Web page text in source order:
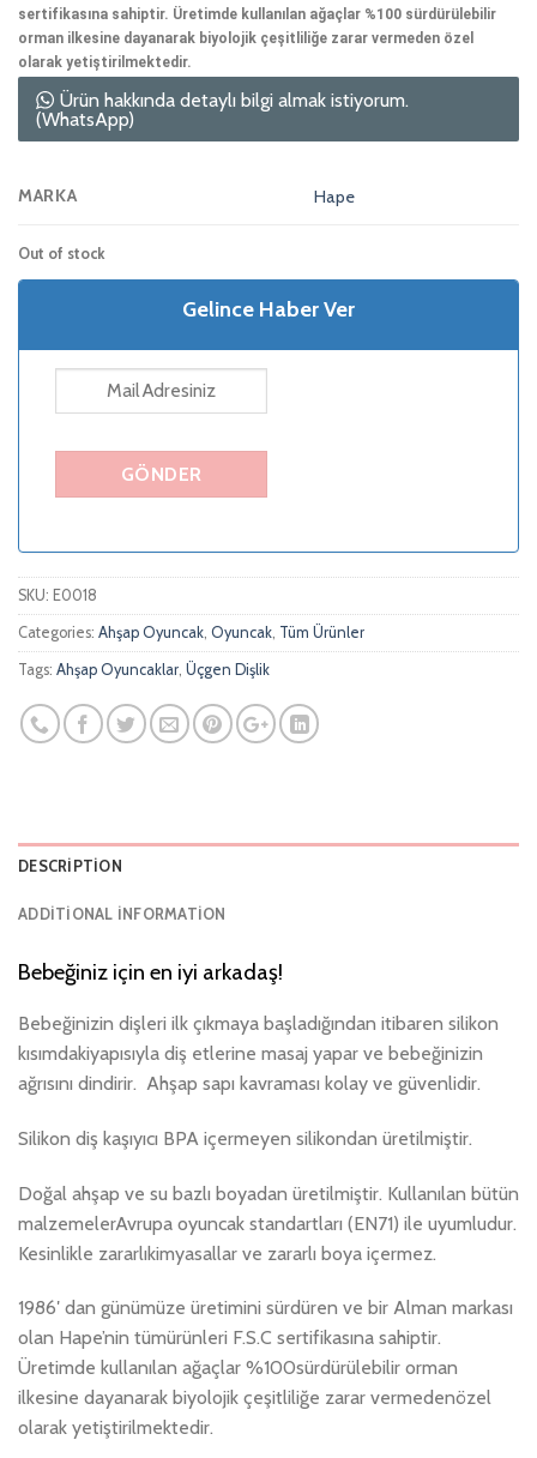
sertifikasına sahiptir. Üretimde kullanılan ağaçlar %100 sürdürülebilir
orman ilkesine dayanarak biyolojik çeşitliliğe zarar vermeden özel
olarak yetiştirilmektedir.
Ürün hakkında detaylı bilgi almak istiyorum.
(WhatsApp)
MARKA Hape
Out of stock
Gelince Haber Ver
SKU: E0018
Categories: Ahşap Oyuncak, Oyuncak, Tüm Ürünler
Tags: Ahşap Oyuncaklar, Üçgen Dişlik
DESCRIPTION
ADDITIONAL INFORMATION
Bebeğiniz için en iyi arkadaş!
Bebeğinizin dişleri ilk çıkmaya başladığından itibaren silikon
kısımdakiyapısıyla diş etlerine masaj yapar ve bebeğinizin
ağrısını dindirir. Ahşap sapı kavraması kolay ve güvenlidir.
Silikon diş kaşıyıcı BPA içermeyen silikondan üretilmiştir.
Doğal ahşap ve su bazlı boyadan üretilmiştir. Kullanılan bütün
malzemelerAvrupa oyuncak standartları (EN71) ile uyumludur.
Kesinlikle zararlıkimyasallar ve zararlı boya içermez.
1986′ dan günümüze üretimini sürdüren ve bir Alman markası
olan Hape’nin tümürünleri F.S.C sertifikasına sahiptir.
Üretimde kullanılan ağaçlar %100sürdürülebilir orman
ilkesine dayanarak biyolojik çeşitliliğe zarar vermedenözel
olarak yetiştirilmektedir.